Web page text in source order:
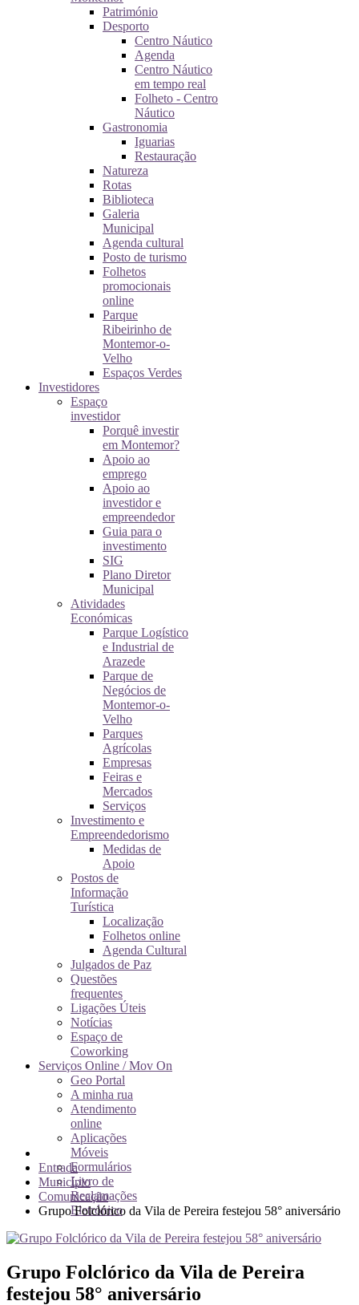
Património
Desporto
Centro Náutico
Agenda
Centro Náutico
em tempo real
Folheto - Centro
Náutico
Gastronomia
Iguarias
Restauração
Natureza
Rotas
Biblioteca
Galeria
Municipal
Agenda cultural
Posto de turismo
Folhetos
promocionais
online
Parque
Ribeirinho de
Montemor-o-
Velho
Espaços Verdes
Investidores
Espaço
investidor
Porquê investir
em Montemor?
Apoio ao
emprego
Apoio ao
investidor e
empreendedor
Guia para o
investimento
SIG
Plano Diretor
Municipal
Atividades
Económicas
Parque Logístico
e Industrial de
Arazede
Parque de
Negócios de
Montemor-o-
Velho
Parques
Agrícolas
Empresas
Feiras e
Mercados
Serviços
Investimento e
Empreendedorismo
Medidas de
Apoio
Postos de
Informação
Turística
Localização
Folhetos online
Agenda Cultural
Julgados de Paz
Questões
frequentes
Ligações Úteis
Notícias
Espaço de
Coworking
Serviços Online / Mov On
Geo Portal
A minha rua
Atendimento
online
Aplicações
Móveis
Formulários
Livro de
Reclamações
Eletrónico
Entrada
Município
Comunicação
Grupo Folclórico da Vila de Pereira festejou 58° aniversário
Grupo Folclórico da Vila de Pereira
festejou 58° aniversário